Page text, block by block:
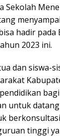
Sekolah
hadir pada
2023 ini.
dan siswa-
untuk
tinggi